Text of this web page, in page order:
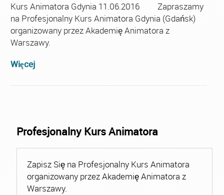
Kurs Animatora Gdynia 11.06.2016 Zapraszamy
na Profesjonalny Kurs Animatora Gdynia (Gdańsk)
organizowany przez Akademię Animatora z
Warszawy.
Więcej
Profesjonalny Kurs Animatora
Zapisz Się na Profesjonalny Kurs Animatora
organizowany przez Akademię Animatora z
Warszawy.